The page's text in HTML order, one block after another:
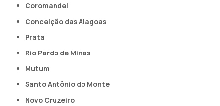
Coromandel
Conceição das Alagoas
Prata
Rio Pardo de Minas
Mutum
Santo Antônio do Monte
Novo Cruzeiro